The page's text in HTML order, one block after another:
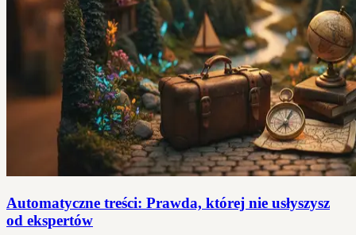
Automatyczne treści: Prawda, której nie usłyszysz
od ekspertów